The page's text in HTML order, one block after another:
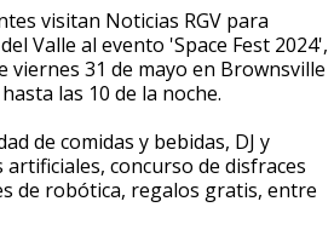
visitan Noticias RGV para
Valle al evento 'Space Fest 2024',
viernes 31 de mayo en Brownsville
las 10 de la noche.
de comidas y bebidas, DJ y
concurso de disfraces
de robótica, regalos gratis, entre